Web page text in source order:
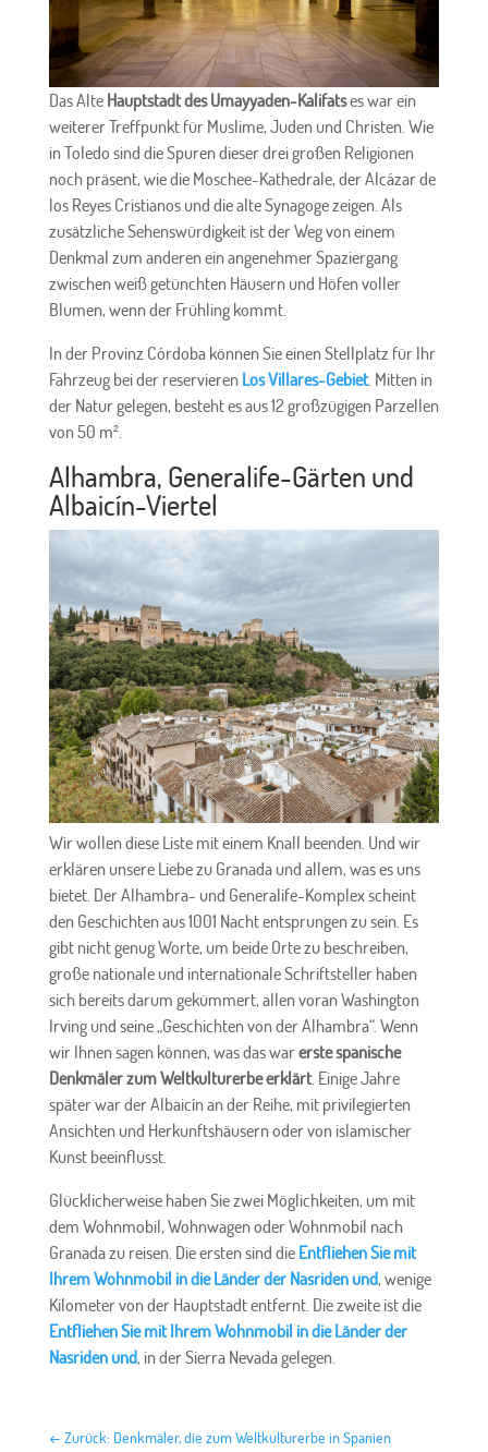
Das Alte Hauptstadt des Umayyaden-Kalifatses war ein
weiterer Treffpunkt für Muslime, Juden und Christen. Wie
in Toledo sind die Spuren dieser drei großen Religionen
noch präsent, wie die Moschee-Kathedrale, der Alcázar de
los Reyes Cristianos und die alte Synagoge zeigen. Als
zusätzliche Sehenswürdigkeit ist der Weg von einem
Denkmal zum anderen ein angenehmer Spaziergang
zwischen weiß getünchten Häusern und Höfen voller
Blumen, wenn der Frühling kommt.
In der Provinz Córdoba können Sie einen Stellplatz für Ihr
Fahrzeug bei der reservieren Los Villares-Gebiet. Mitten in
der Natur gelegen, besteht es aus 12 großzügigen Parzellen
von 50 m².
Alhambra, Generalife-Gärten und
Albaicín-Viertel
Wir wollen diese Liste mit einem Knall beenden. Und wir
erklären unsere Liebe zu Granada und allem, was es uns
bietet. Der Alhambra- und Generalife-Komplex scheint
den Geschichten aus 1001 Nacht entsprungen zu sein. Es
gibt nicht genug Worte, um beide Orte zu beschreiben,
große nationale und internationale Schriftsteller haben
sich bereits darum gekümmert, allen voran Washington
Irving und seine „Geschichten von der Alhambra“. Wenn
wir Ihnen sagen können, was das warerste spanische
Denkmäler zum Weltkulturerbe erklärt. Einige Jahre
später war der Albaicín an der Reihe, mit privilegierten
Ansichten und Herkunftshäusern oder von islamischer
Kunst beeinflusst.
Glücklicherweise haben Sie zwei Möglichkeiten, um mit
dem Wohnmobil, Wohnwagen oder Wohnmobil nach
Granada zu reisen. Die ersten sind die Entfliehen Sie mit
Ihrem Wohnmobil in die Länder der Nasriden und, wenige
Kilometer von der Hauptstadt entfernt. Die zweite ist die
Entfliehen Sie mit Ihrem Wohnmobil in die Länder der
Nasriden und, in der Sierra Nevada gelegen.
← Zurück: Denkmäler, die zum Weltkulturerbe in Spanien